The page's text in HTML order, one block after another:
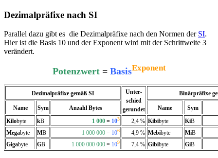
Dezimalpräfixe nach SI
Parallel dazu gibt es die Dezimalpräfixe nach den Normen der SI.
Hier ist die Basis 10 und der Exponent wird mit der Schrittweite 3
verändert.
Potenzwert= BasisExponent
Dezimalpräfixe gemäß SI
Unter-
schied
gerundet
Binärpräfixe
Name Sym Anzahl Bytes Name
Sym
Kilobyte kB 1 000 = 103 2,4 % Kibibyte KiB
Megabyte MB 1 000 000 = 106 4,9 % Mebibyte MiB
Gigabyte GB 1 000 000 000 = 109 7,4 % Gibibyte GiB